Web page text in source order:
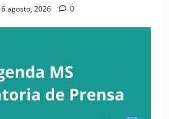
6 agosto, 2026 0